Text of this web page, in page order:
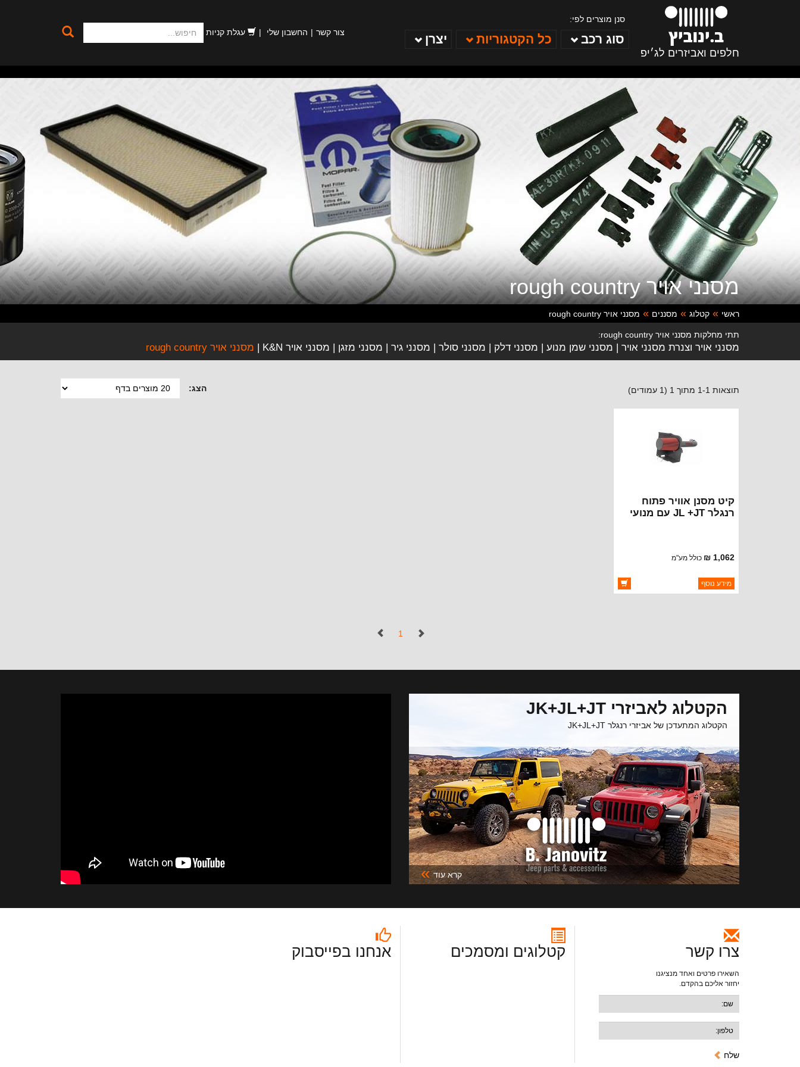
ב. ינוביץ
חלפים ואביזרים לג׳יפ
צור קשר החשבון שלי עגלת קניות
מסנני אויר rough country
סנן מוצרים לפי:
סוג רכב כל הקטגוריות יצרן
ראשי קטלוג מסננים מסנני אויר rough country
תתי מחלקות מסנני אויר rough country:
מסנני אויר וצנרת מסנני אויר מסנני שמן מנוע מסנני דלק מסנני סולר מסנני גיר מסנני מזגן מסנני אויר K&N מסנני אויר rough country
הצג: תוצאות 1-1 מתוך 1 (1 עמודים)
קיט מסנן אוויר פתוח
רנגלר JL +JT עם מנועי
1,062 ₪ כולל מע"מ
ברקוד: 10479
יצרן:ROUGH COUNTRY
מידע נוסף
1 (נוכחי)
הקטלוג לאביזרי JK+JL+JT
הקטלוג המתעדכן של אביזרי רנגלר JK+JL+JT
קרא עוד »
צרו קשר
השאירו פרטים ואחד מנציגנו
יחזור אליכם בהקדם.
שלח
קטלוגים ומסמכים אנחנו בפייסבוק